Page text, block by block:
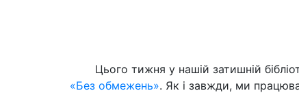
Цього тижня у нашій затишній
«Без обмежень». Як і завжди, ми